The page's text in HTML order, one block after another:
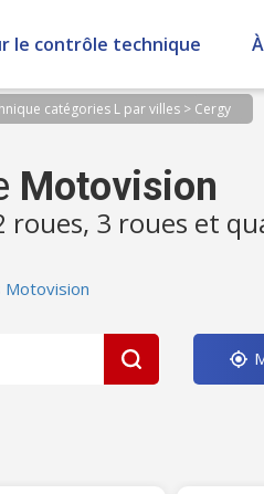
le contrôle technique
catégories L par villes> Cergy
Motovision
3 roues et
Motovision